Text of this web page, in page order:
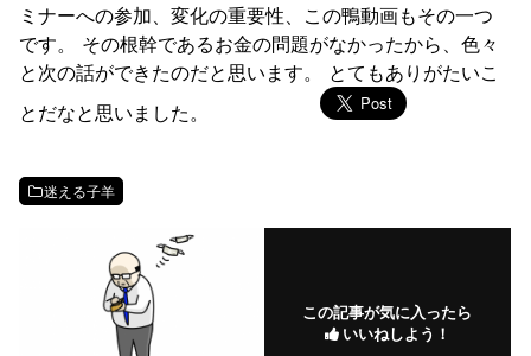
ミナーへの参加、変化の重要性、この鴨動画もその一つ
です。 その根幹であるお金の問題がなかったから、色々
と次の話ができたのだと思います。 とてもありがたいこ
とだなと思いました。
迷える子羊
この記事が気に入ったら
いいねしよう！